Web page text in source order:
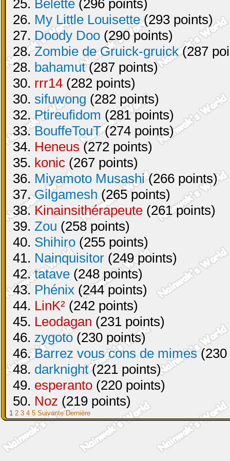
25. Belette (296 points)
26. My Little Louisette(293 points)
27. Doody Doo (290 points)
28.Zombie de Gruick-gruick(287
28. bahamut(287 points)
30. rrr14 (282 points)
30. sifuwong (282 points)
32.Ptireufidom (281 points)
33.BouffeTouT(274 points)
34. Heneus(272 points)
35. konic (267 points)
36. Miyamoto Musashi(266 points)
37.Gilgamesh (265 points)
38. Kinainsithérapeute (261 points)
39. Zou (258 points)
40. Shihiro (255 points)
41. Nainquisitor (249 points)
42.tatave (248 points)
43. Phénix (244 points)
44. LinK² (242 points)
45. Leodagan (231 points)
46. zygoto (230 points)
46.Barrez vous cons de mimes(230
48. darknight(221 points)
49. esperanto (220 points)
50. Noz (219 points)
1 2 3 4 5 Suivante Dernière